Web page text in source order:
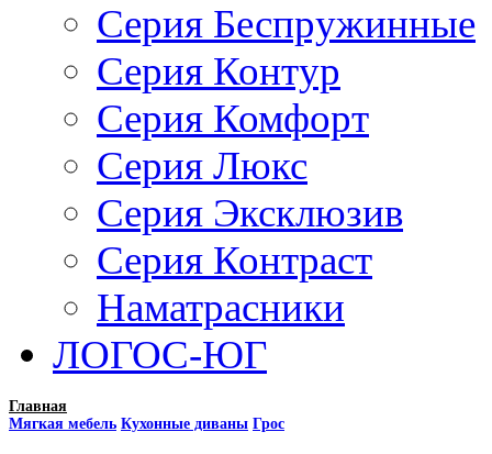
Серия Беспружинные
Серия Контур
Серия Комфорт
Серия Люкс
Серия Эксклюзив
Серия Контраст
Наматрасники
ЛОГОС-ЮГ
Главная
Мягкая мебель Кухонные диваны Грос